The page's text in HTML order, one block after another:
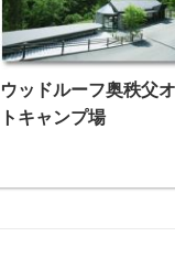
ウッドルーフ奥秩父
トキャンプ場